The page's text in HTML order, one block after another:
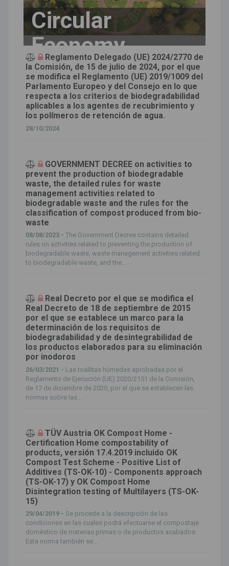
Circular
Economy
Reglamento Delegado (UE) 2024/2770 de
la Comisión, de 15 de julio de 2024, por el que
se modifica el Reglamento (UE) 2019/1009 del
Parlamento Europeo y del Consejo en lo que
respecta a los criterios de biodegradabilidad
aplicables a los agentes de recubrimiento y
los polímeros de retención de agua.
28/10/2024
GOVERNMENT DECREE on activities to
prevent the production of biodegradable
waste, the detailed rules for waste
management activities related to
biodegradable waste and the rules for the
classification of compost produced from bio-
waste
08/08/2023 - The Government Decree contains detailed
rules on activities related to preventing the production of
biodegradable waste, waste management activities related
to biodegradable waste, and the...
Real Decreto por el que se modifica el
Real Decreto de 18 de septiembre de 2015
por el que se establece un marco para la
determinación de los requisitos de
biodegradabilidad y de desintegrabilidad de
los productos elaborados para su eliminación
por inodoros
26/03/2021 - Las toallitas húmedas aprobadas por el
Reglamento de Ejecución (UE) 2020/2151 de la Comisión,
de 17 de diciembre de 2020, por el que se establecen las
normas sobre las...
TÜV Austria OK Compost Home -
Certification Home compostability of
products, versión 17.4.2019 incluido OK
Compost Test Scheme - Positive List of
Additives (TS-OK-10) - Components approach
(TS-OK-17) y OK Compost Home
Disintegration testing of Multilayers (TS-OK-
15)
29/04/2019 - Se procede a la descripción de las
condiciones en las cuales podrá efectuarse el compostaje
doméstico de materias primas o de productos acabados.
Esta norma también se...